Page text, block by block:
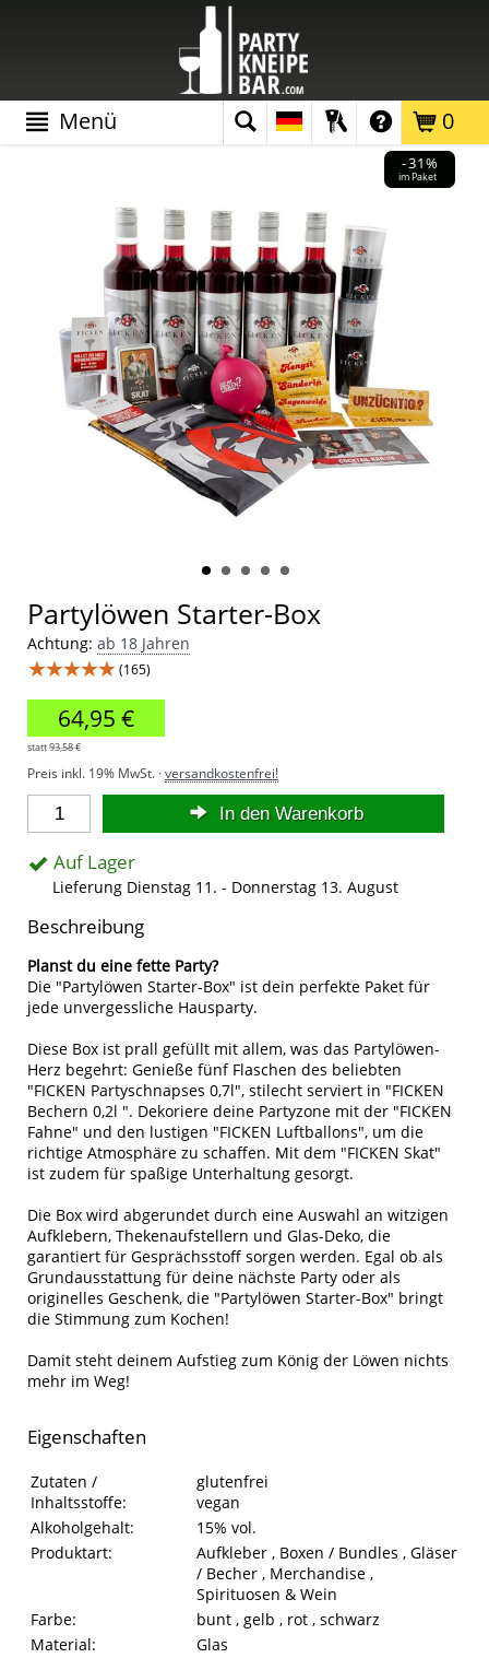
0
Menü
-31%
im Paket
Partylöwen Starter-Box
Achtung: ab 18 Jahren
★★★★★ (165)
64,95 €
statt93,58 €
Preis inkl. 19% MwSt. ·versandkostenfrei!
In den Warenkorb
Auf Lager
Lieferung Dienstag 11. - Donnerstag 13. August
Beschreibung
Planst du eine fette Party?
Die "Partylöwen Starter-Box" ist dein perfekte Paket für
jede unvergessliche Hausparty.
Diese Box ist prall gefüllt mit allem, was das Partylöwen-
Herz begehrt: Genieße fünf Flaschen des beliebten
"FICKEN Partyschnapses 0,7l", stilecht serviert in "FICKEN
Bechern 0,2l ". Dekoriere deine Partyzone mit der "FICKEN
Fahne" und den lustigen "FICKEN Luftballons", um die
richtige Atmosphäre zu schaffen. Mit dem "FICKEN Skat"
ist zudem für spaßige Unterhaltung gesorgt.
Die Box wird abgerundet durch eine Auswahl an witzigen
Aufklebern, Thekenaufstellern und Glas-Deko, die
garantiert für Gesprächsstoff sorgen werden. Egal ob als
Grundausstattung für deine nächste Party oder als
originelles Geschenk, die "Partylöwen Starter-Box" bringt
die Stimmung zum Kochen!
Damit steht deinem Aufstieg zum König der Löwen nichts
mehr im Weg!
Eigenschaften
Eigenschaften des Produkts
Eigenschaft
Zutaten /
Inhaltsstoffe:
glutenfrei
vegan
Alkoholgehalt:
15% vol.
Produktart:
Aufkleber , Boxen / Bundles , Gläser
/ Becher , Merchandise ,
Spirituosen & Wein
Farbe:
bunt , gelb , rot , schwarz
Material:
Glas